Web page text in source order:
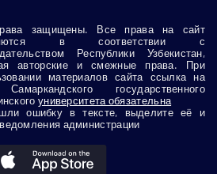
защищены. Все права на сайт
в соответствии с
Республики Узбекистан,
авторские и смежные права. При
материалов сайта ссылка на
государственного
университета обязательна
ошибку в тексте, выделите её и
администрации